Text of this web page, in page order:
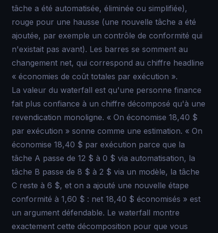
tâche a été automatisée, éliminée ou simplifiée),
rouge pour une hausse (une nouvelle tâche a été
ajoutée, par exemple un contrôle de conformité qui
n'existait pas avant). Les barres se somment au
changement net, qui correspond au chiffre headline
« économies de coût totales par exécution ».
La valeur du waterfall est qu'une personne finance
fait plus confiance à un chiffre décomposé qu'à une
revendication monoligne. « On économise 18,40 $
par exécution » sonne comme une estimation. « On
économise 18,40 $ par exécution parce que la
tâche A passe de 12 $ à 0 $ via automatisation, la
tâche B passe de 8 $ à 2 $ via un modèle, la tâche
C reste à 6 $, et on a ajouté une nouvelle étape
conformité à 1,60 $ : net 18,40 $ économisés » est
un argument défendable. Le waterfall montre
exactement cette décomposition pour que vous